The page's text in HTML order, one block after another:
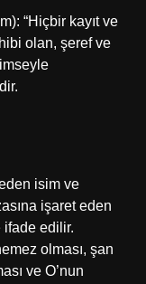
olan, şeref ve
isim ve
işaret eden
ifade edilir.
olması, şan
ve O’nun